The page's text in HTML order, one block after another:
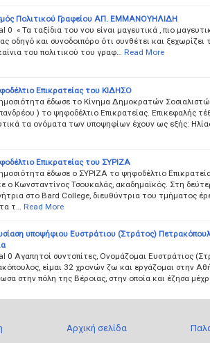
Πολιτικού Γραφείου ΑΠ. ΕΜΜΑΝΟΥΗΛΙΔΗ
0 « Τα ταξίδια του νου είναι μαγευτικά , πιο
οδηγό και συνοδοιπόρο ότι συνθέτει και ξεχωρίζει
του πολιτικού του γραφ…
Read More
Επικρατείας του ΚΙΔΗΣΟ
έδωσε το Κίνημα Δημοκρατών
) το ψηφοδέλτιο Επικρατείας. Επικεφαλής
τα ονόματα των υποψηφίων έχουν ως εξής: Ηλίας
Επικρατείας του ΣΥΡΙΖΑ
έδωσε ο ΣΥΡΙΖΑ το ψηφοδέλτιο
ο Κωνσταντίνος Τσουκαλάς, ακαδημαϊκός. Στη
στο Bard College, διευθύντρια του τμήματος
τ…
Read More
υποψήφιου Ευστράτιου (Στράτος)
0 Αγαπητοί συντοπίτες, Ονομάζομαι Ευστράτιος
είμαι 32 χρονών ζω και εργάζομαι στην
στην πόλη της Βέροιας, στην οποία και έζησα
Αρχική σελίδα